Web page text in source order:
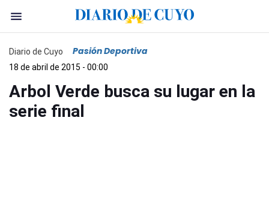
Diario de Cuyo Pasión Deportiva
18 de abril de 2015 - 00:00
Arbol Verde busca su lugar en la
serie final